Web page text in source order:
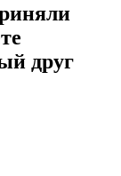
друг